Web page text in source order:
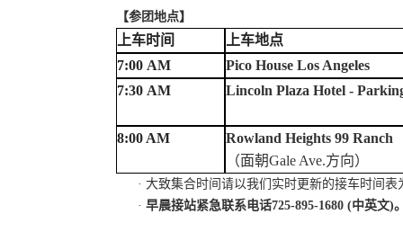
【参团地点】
上车时间
上车地点
7:00 AM
Pico House Los Angeles
7:30 AM Lincoln Plaza Hotel -
8:00 AM Rowland Heights 99 Ranch
（面朝Gale Ave.方向）
· 大致集合时间请以我们实时更新的接车时间
· 早晨接站紧急联系电话725-895-1680 (中英文)